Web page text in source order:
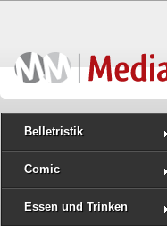
Belletristik
Comic
Essen und Trinken